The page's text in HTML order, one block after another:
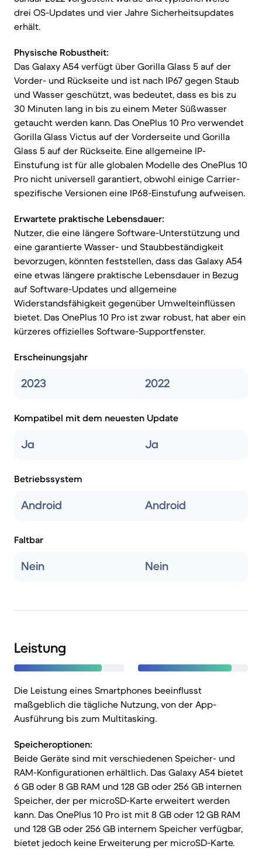
drei OS-Updates und vier Jahre Sicherheitsupdates
erhält.
Physische Robustheit:
Das Galaxy A54 verfügt über Gorilla Glass 5 auf der
Vorder- und Rückseite und ist nach IP67 gegen Staub
und Wasser geschützt, was bedeutet, dass es bis zu
30 Minuten lang in bis zu einem Meter Süßwasser
getaucht werden kann. Das OnePlus 10 Pro verwendet
Gorilla Glass Victus auf der Vorderseite und Gorilla
Glass 5 auf der Rückseite. Eine allgemeine IP-
Einstufung ist für alle globalen Modelle des OnePlus 10
Pro nicht universell garantiert, obwohl einige Carrier-
spezifische Versionen eine IP68-Einstufung aufweisen.
Erwartete praktische Lebensdauer:
Nutzer, die eine längere Software-Unterstützung und
eine garantierte Wasser- und Staubbeständigkeit
bevorzugen, könnten feststellen, dass das Galaxy A54
eine etwas längere praktische Lebensdauer in Bezug
auf Software-Updates und allgemeine
Widerstandsfähigkeit gegenüber Umwelteinflüssen
bietet. Das OnePlus 10 Pro ist zwar robust, hat aber ein
kürzeres offizielles Software-Supportfenster.
Erscheinungsjahr
2023 2022
Kompatibel mit dem neuesten Update
Ja Ja
Betriebssystem
Android Android
Faltbar
Nein Nein
Leistung
Die Leistung eines Smartphones beeinflusst
maßgeblich die tägliche Nutzung, von der App-
Ausführung bis zum Multitasking.
Speicheroptionen:
Beide Geräte sind mit verschiedenen Speicher- und
RAM-Konfigurationen erhältlich. Das Galaxy A54 bietet
6 GB oder 8 GB RAM und 128 GB oder 256 GB internen
Speicher, der per microSD-Karte erweitert werden
kann. Das OnePlus 10 Pro ist mit 8 GB oder 12 GB RAM
und 128 GB oder 256 GB internem Speicher verfügbar,
bietet jedoch keine Erweiterung per microSD-Karte.